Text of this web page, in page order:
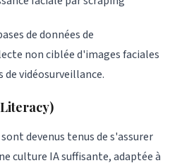
de données de
non ciblée d'images faciales
de vidéosurveillance.
devenus tenus de s'assurer
culture IA suffisante, adaptée à